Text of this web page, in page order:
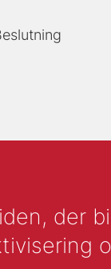
der